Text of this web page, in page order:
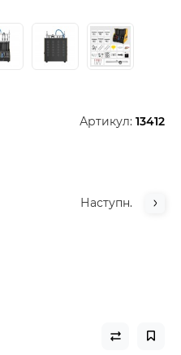
Артикул: 13412
Наступн.